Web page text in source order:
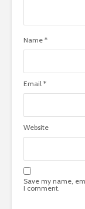
Name *
Email *
Website
Save my name,
I comment.